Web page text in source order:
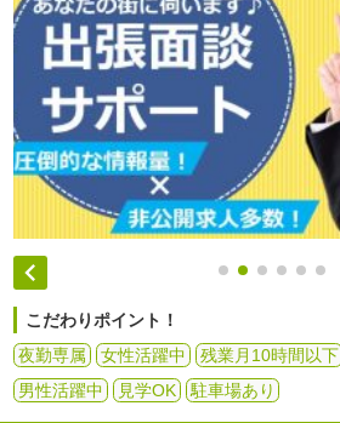

こだわりポイント！
夜勤専属
女性活躍中 残業月10時間以下
男性活躍中
見学OK 駐車場あり